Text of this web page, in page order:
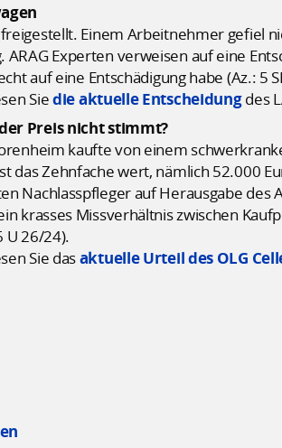
Einem Arbeitnehmer gefiel
ARAG Experten verweisen auf eine
auf eine Entschädigung habe (Az.: 5
Siedie aktuelle Entscheidungdes
Preis nicht stimmt?
kaufte von einem
das Zehnfache wert, nämlich 52.000
Nachlasspfleger auf Herausgabe des
krasses Missverhältnis zwischen
U 26/24).
Sie dasaktuelle Urteil des OLG